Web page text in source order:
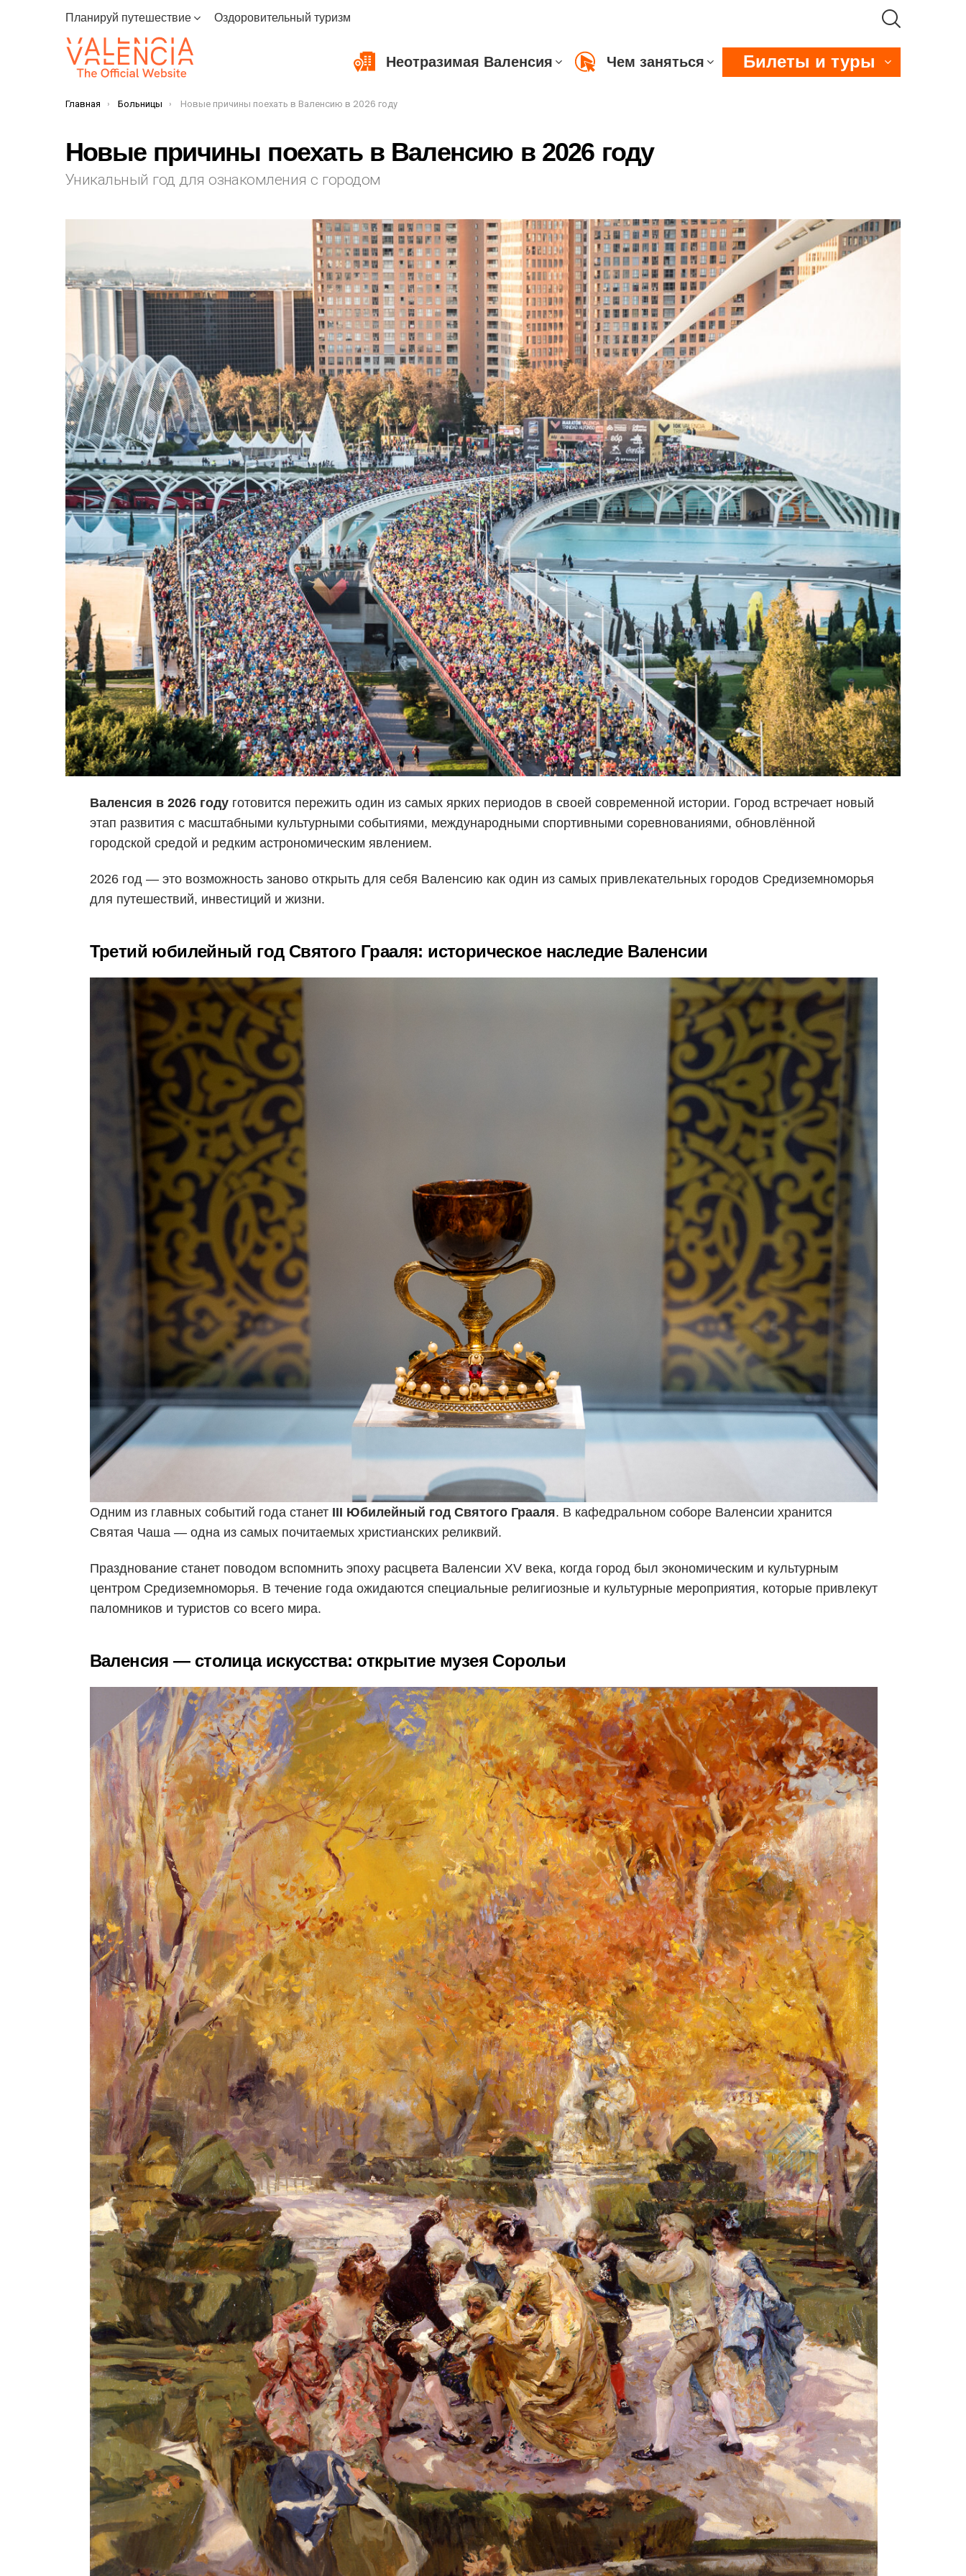
Планируй путешествие Оздоровительный туризм
Неотразимая Валенсия Чем заняться Билеты и туры
You are here:
Главная Больницы Новые причины поехать в Валенсию в 2026 году
Новые причины поехать в Валенсию в 2026 году
Уникальный год для ознакомления с городом
Валенсия в 2026 годуготовится пережить один из самых ярких периодов в своей современной истории. Город встречает новый
этап развития с масштабными культурными событиями, международными спортивными соревнованиями, обновлённой
городской средой и редким астрономическим явлением.
2026 год — это возможность заново открыть для себя Валенсию как один из самых привлекательных городов Средиземноморья
для путешествий, инвестиций и жизни.
Третий юбилейный год Святого Грааля: историческое наследие Валенсии
Одним из главных событий года станет III Юбилейный год Святого Грааля. В кафедральном соборе Валенсии хранится
Святая Чаша — одна из самых почитаемых христианских реликвий.
Празднование станет поводом вспомнить эпоху расцвета Валенсии XV века, когда город был экономическим и культурным
центром Средиземноморья. В течение года ожидаются специальные религиозные и культурные мероприятия, которые привлекут
паломников и туристов со всего мира.
Валенсия — столица искусства: открытие музея Сорольи